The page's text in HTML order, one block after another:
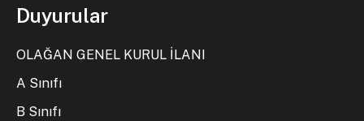
Duyurular
OLAĞAN GENEL KURUL İLANI
A Sınıfı
B Sınıfı